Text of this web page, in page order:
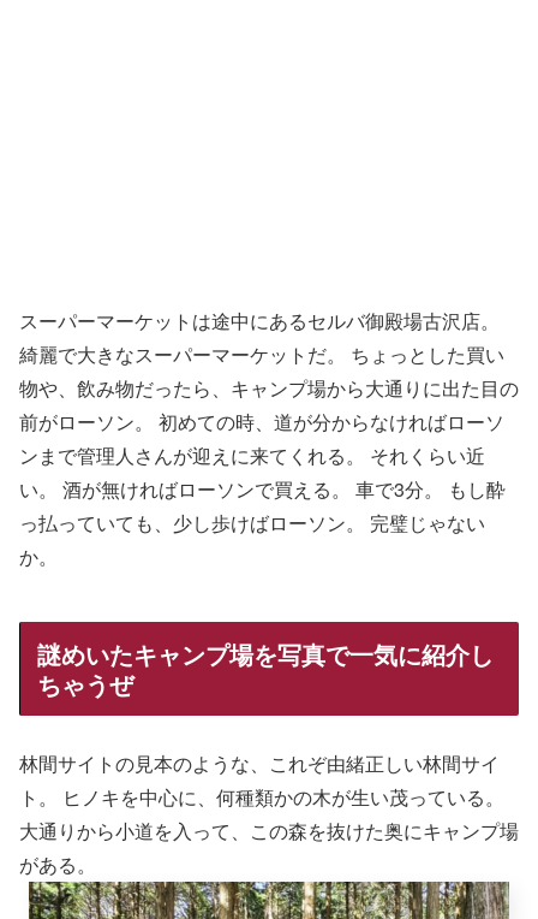
スーパーマーケットは途中にあるセルバ御殿場古沢店。
綺麗で大きなスーパーマーケットだ。 ちょっとした買い
物や、飲み物だったら、キャンプ場から大通りに出た目の
前がローソン。 初めての時、道が分からなければローソ
ンまで管理人さんが迎えに来てくれる。 それくらい近
い。 酒が無ければローソンで買える。 車で3分。 もし酔
っ払っていても、少し歩けばローソン。 完璧じゃない
か。
謎めいたキャンプ場を写真で一気に紹介し
ちゃうぜ
林間サイトの見本のような、これぞ由緒正しい林間サイ
ト。 ヒノキを中心に、何種類かの木が生い茂っている。
大通りから小道を入って、この森を抜けた奥にキャンプ場
がある。